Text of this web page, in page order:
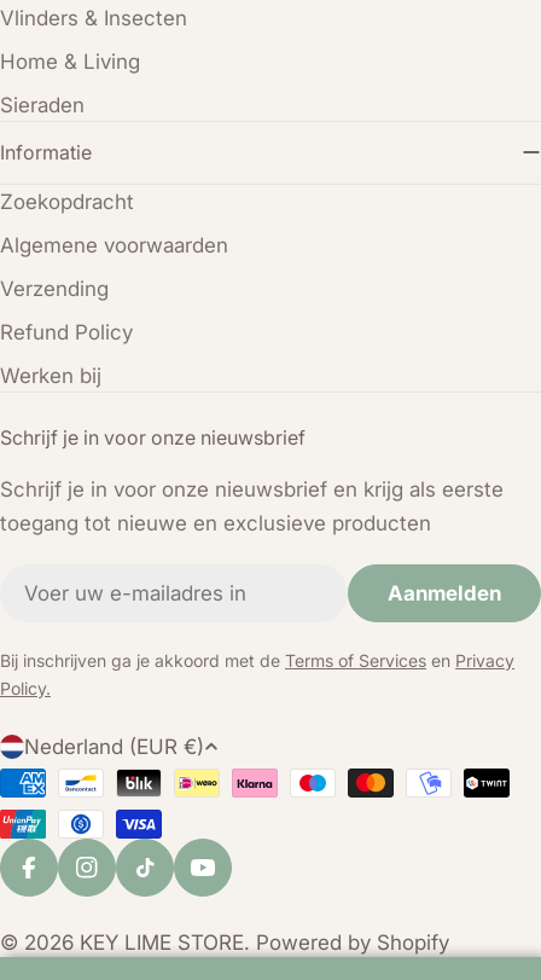
Schrijf je in voor onze nieuwsbrief
Schrijf je in voor onze nieuwsbrief en krijg als eerste
toegang tot nieuwe en exclusieve producten
Aanmelden
Bij inschrijven ga je akkoord met de Terms of Services en Privacy
Policy.
Vlinders & Insecten
Home & Living
Sieraden
Informatie
Zoekopdracht
Algemene voorwaarden
Verzending
Refund Policy
Werken bij
L
a
n
d
/
e
g
Nederland (EUR €)
Betaalmethoden
FacebookInstagram
TikTokYouTube
© 2026 KEY LIME STORE. Powered by Shopify